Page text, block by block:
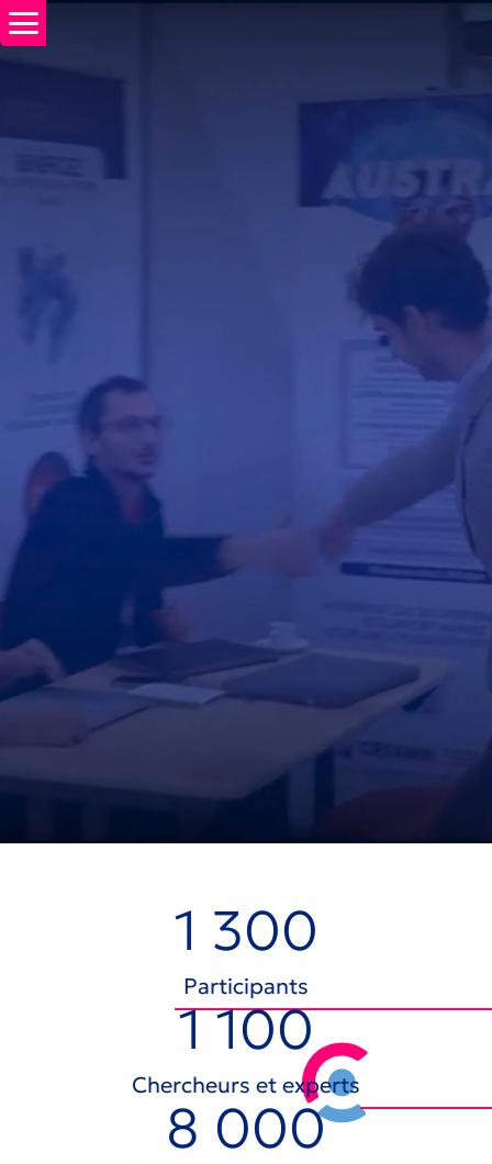
1 300
Participants
1 100
Chercheurs et experts
8 000